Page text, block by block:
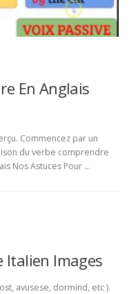
En Anglais
Commencez par un
du verbe comprendre
Nos Astuces Pour …
Italien Images
avusese, dormind, etc ).